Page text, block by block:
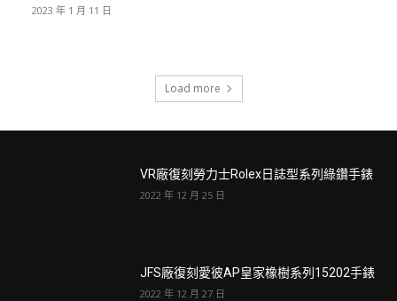
2023 年 1 月 11 日
Load more
VR廠復刻勞力士Rolex日誌型系列綠鑽手錶
2022 年 12 月 25 日
JFS廠復刻愛彼AP皇家橡樹系列15202手錶
2022 年 12 月 27 日